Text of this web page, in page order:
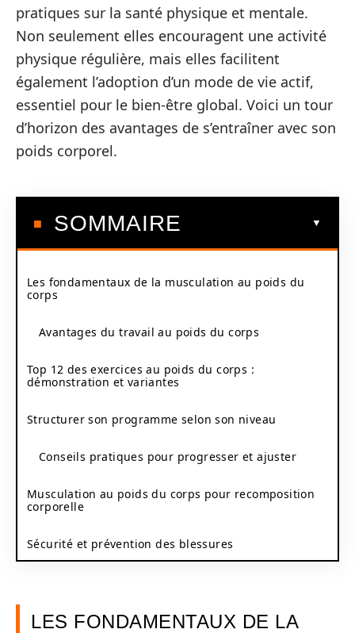
pratiques sur la santé physique et mentale.
Non seulement elles encouragent une activité
physique régulière, mais elles facilitent
également l’adoption d’un mode de vie actif,
essentiel pour le bien-être global. Voici un tour
d’horizon des avantages de s’entraîner avec son
poids corporel.
SOMMAIRE
Les fondamentaux de la musculation au poids du
corps
Avantages du travail au poids du corps
Top 12 des exercices au poids du corps :
démonstration et variantes
Structurer son programme selon son niveau
Conseils pratiques pour progresser et ajuster
Musculation au poids du corps pour recomposition
corporelle
Sécurité et prévention des blessures
LES FONDAMENTAUX DE LA